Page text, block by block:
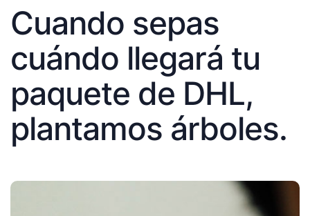
Cuando sepas
cuándo llegará tu
paquete de DHL,
plantamos árboles.